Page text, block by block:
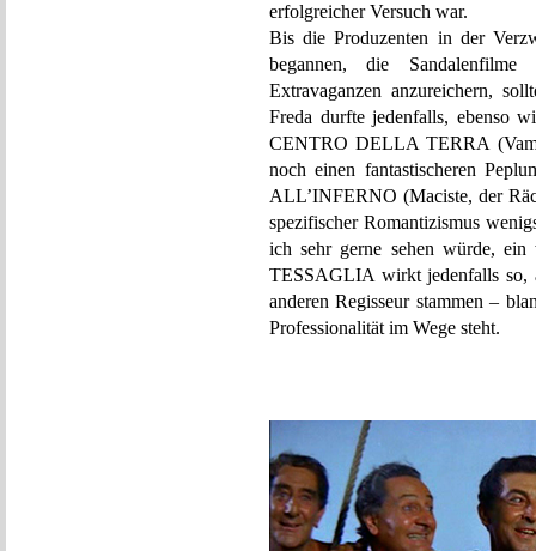
erfolgreicher Versuch war.
Bis die Produzenten in der
begannen, die
Extravaganzen anzureichern,
Freda durfte jedenfalls, ebenso
CENTRO DELLA TERRA
noch einen fantastischeren
ALL’INFERNO (Maciste, der
spezifischer Romantizismus
ich sehr gerne sehen würde,
TESSAGLIA wirkt jedenfalls so,
anderen Regisseur stammen –
Professionalität im Wege steht.